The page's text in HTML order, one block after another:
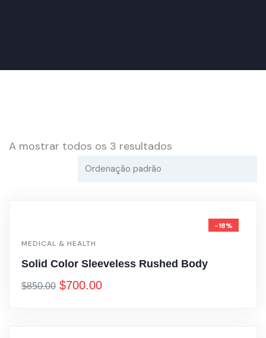
A mostrar todos os 3 resultados
-18%
MEDICAL & HEALTH
Solid Color Sleeveless Rushed Body
$850.00 $700.00